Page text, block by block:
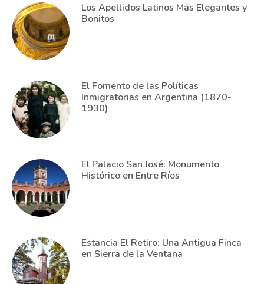
Los Apellidos Latinos Más Elegantes y
Bonitos
El Fomento de las Políticas
Inmigratorias en Argentina (1870-
1930)
El Palacio San José: Monumento
Histórico en Entre Ríos
Estancia El Retiro: Una Antigua Finca
en Sierra de la Ventana